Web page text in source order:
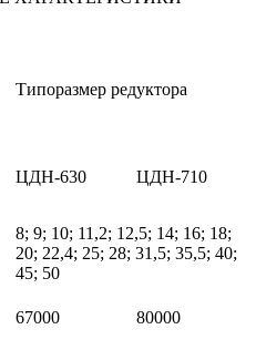
Типоразмер редуктора
ЦДН-630 ЦДН-710
8; 9; 10; 11,2; 12,5; 14; 16; 18;
20; 22,4; 25; 28; 31,5; 35,5; 40;
45; 50
67000 80000